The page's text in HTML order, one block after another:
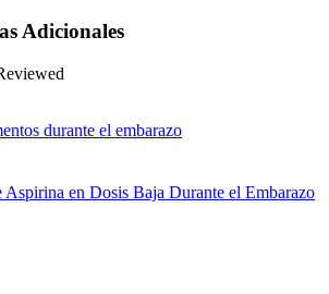
Adicionales
durante el embarazo
en Dosis Baja Durante el Embarazo